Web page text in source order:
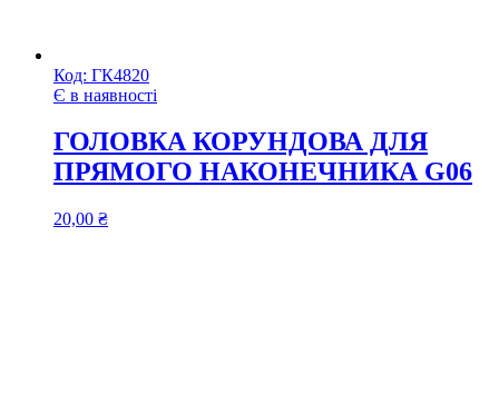
Код: ГК4820
Є в наявності
ГОЛОВКА КОРУНДОВА ДЛЯ
ПРЯМОГО НАКОНЕЧНИКА G06
20,00 ₴